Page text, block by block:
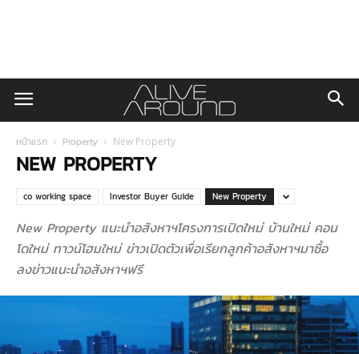
หน้าแรก Property New Property
NEW PROPERTY
co working space Investor Buyer Guide New Property
New Property แนะนำอสังหาฯโครงการเปิดใหม่ บ้านใหม่ คอน
โดใหม่ ทาวน์โฮมใหม่ ข่าวเปิดตัวเพื่อเรียกลูกค้าอสังหาฯมาซื้อ
ลงข่าวแนะนำอสังหาฯฟรี